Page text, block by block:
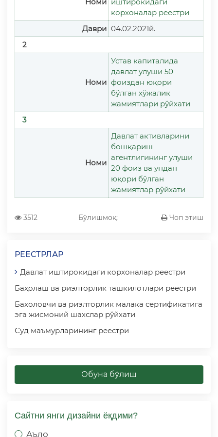
корхоналар реестри
Даври 04.02.2021й.
2
Номи
Устав капиталида
давлат улуши 50
фоиздан юқори
бўлган хўжалик
жамиятлари рўйхати
3
Номи
Давлат активларини
бошқариш
агентлигининг улуши
20 фоиз ва ундан
юқори бўлган
жамиятлар рўйхати
3512 Бўлишмоқ: Чоп этиш
РЕЕСТРЛАР
Давлат иштирокидаги корхоналар реестри
Баҳолаш ва риэлторлик ташкилотлари реестри
Бахоловчи ва риэлторлик малака сертификатига
эга жисмоний шахслар рўйхати
Суд маъмурларининг реестри
Обуна бўлиш
Сайтни янги дизайни ёқдими?
Аъло